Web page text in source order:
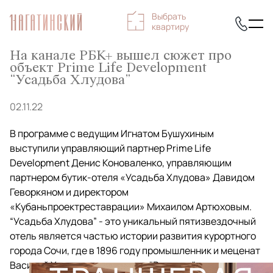
Выбрать
квартиру
На канале РБК+ вышел сюжет про
объект Prime Life Development
“Усадьба Хлудова”
02.11.22
В программе с ведущим Игнатом Бушухиным
выступили управляющий партнер Prime Life
Development Денис Коноваленко, ​​управляющим
партнером бутик-отеля «Усадьба Хлудова» Давидом
Геворкяном и директором
«Кубаньпроектреставрации» Михаилом Артюховым.
“Усадьба Хлудова” - это уникальный пятизвездочный
отель является частью истории развития курортного
города Сочи, где в 1896 году промышленник и меценат
Василий Хлудов основал парк "Ривьера", а также